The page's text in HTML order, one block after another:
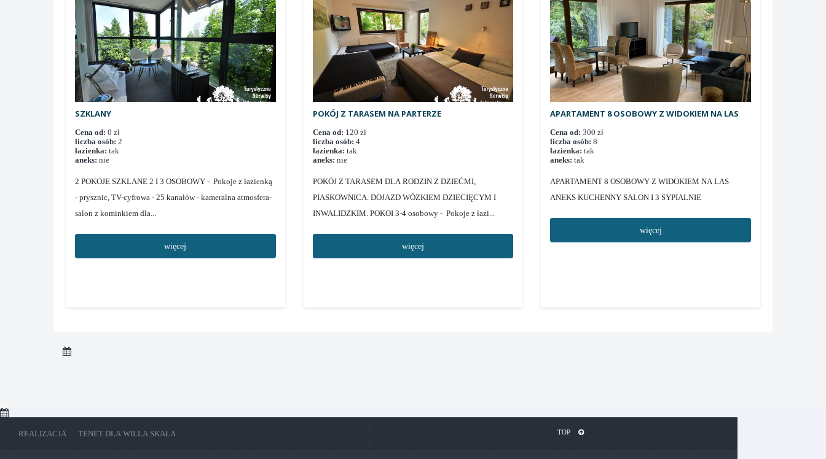
SZKLANY
Cena od: 0 zł
liczba osób: 2
łazienka: tak
aneks: nie
2 POKOJE SZKLANE 2 I 3 OSOBOWY - Pokoje z łazienką
- prysznic, TV-cyfrowa - 25 kanałów - kameralna atmosfera-
salon z kominkiem dla...
więcej
POKÓJ Z TARASEM NA PARTERZE
Cena od: 120 zł
liczba osób: 4
łazienka: tak
aneks: nie
POKÓJ Z TARASEM DLA RODZIN Z DZIEĆMI,
PIASKOWNICA. DOJAZD WÓZKIEM DZIECIĘCYM I
INWALIDZKIM. POKOI 3-4 osobowy - Pokoje z łazi...
więcej
APARTAMENT 8 OSOBOWY Z WIDOKIEM NA LAS
Cena od: 300 zł
liczba osób: 8
łazienka: tak
aneks: tak
APARTAMENT 8 OSOBOWY Z WIDOKIEM NA LAS
ANEKS KUCHENNY SALON I 3 SYPIALNIE
więcej
REALIZACJA © TENET DLA WILLA SKAŁA TOP